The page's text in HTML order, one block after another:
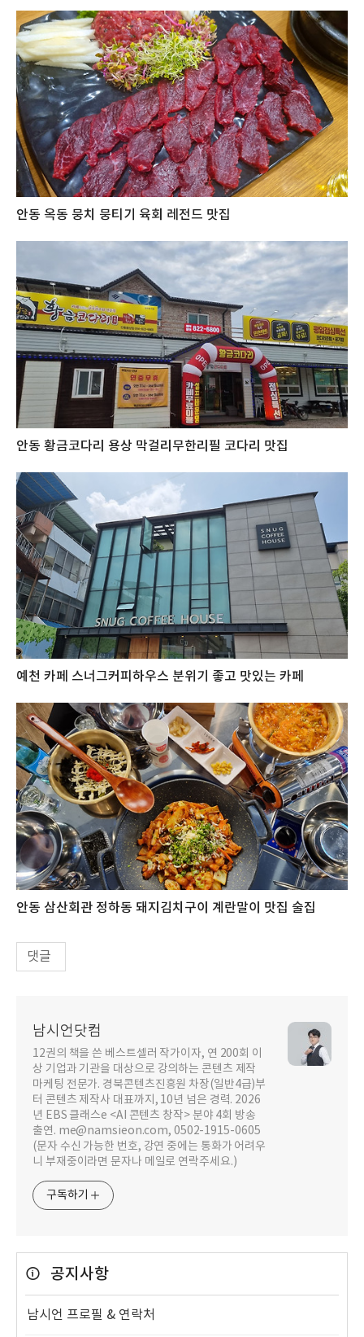
안동 옥동 뭉치 뭉티기 육회 레전드 맛집
안동 황금코다리 용상 막걸리무한리필 코다리 맛집
예천 카페 스너그커피하우스 분위기 좋고 맛있는 카페
안동 삼산회관 정하동 돼지김치구이 계란말이 맛집 술집
댓글
남시언닷컴
12권의 책을 쓴 베스트셀러 작가이자, 연 200회 이
상 기업과 기관을 대상으로 강의하는 콘텐츠 제작
마케팅 전문가. 경북콘텐츠진흥원 차장(일반4급)부
터 콘텐츠 제작사 대표까지, 10년 넘은 경력. 2026
년 EBS 클래스e <AI 콘텐츠 창작> 분야 4회 방송
출연. me@namsieon.com, 0502-1915-0605
(문자 수신 가능한 번호, 강연 중에는 통화가 어려우
니 부재중이라면 문자나 메일로 연락주세요.)
구독하기
공지사항
남시언 프로필 & 연락처